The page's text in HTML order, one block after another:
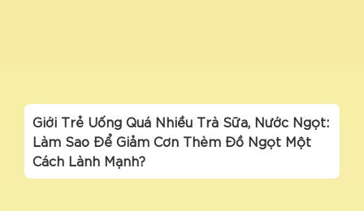
Giới Trẻ Uống Quá Nhiều Trà Sữa, Nước Ngọt:
Làm Sao Để Giảm Cơn Thèm Đồ Ngọt Một
Cách Lành Mạnh?